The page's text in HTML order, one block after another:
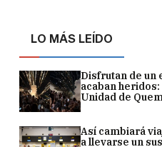
LO MÁS LEÍDO
Disfrutan de
acaban heridos:
Unidad de
Así cambiará
a llevarse un